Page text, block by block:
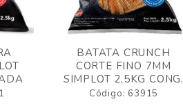
BATATA CRUNCH
CORTE FINO 7MM
SIMPLOT 2,5KG CONG.
Código: 63915